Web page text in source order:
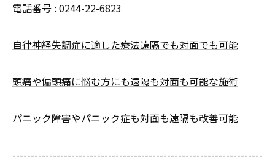
電話番号 : 0244-22-6823
自律神経失調症に適した療法遠隔でも対面でも可能
頭痛や偏頭痛に悩む方にも遠隔も対面も可能な施術
パニック障害やパニック症も対面も遠隔も改善可能
--------------------------------------------------------------------